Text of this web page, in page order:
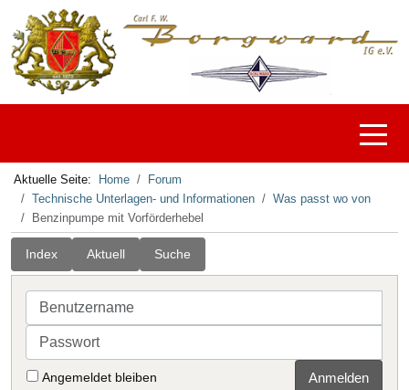
Off-
Aktuelle Seite: Home
Forum
Technische Unterlagen- und Informationen
Was passt wo von
Benzinpumpe mit Vorförderhebel
Index Aktuell Suche
Benutzername
Passwort
Angemeldet bleiben Anmelden